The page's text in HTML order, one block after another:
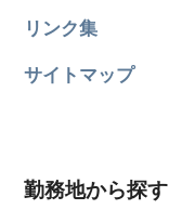
リンク集
サイトマップ
勤務地から探す